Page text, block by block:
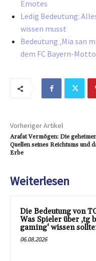
Emotes
Ledig Bedeutung:
wissen musst
Bedeutung ‚Mia san
dem FC Bayern-Motto
Vorheriger Artikel
Arafat Vermögen: Die
Quellen seines Reichtums und
Erbe
Weiterlesen
Die Bedeutung von
Was Spieler über ‚tg
gaming‘ wissen
06.08.2026